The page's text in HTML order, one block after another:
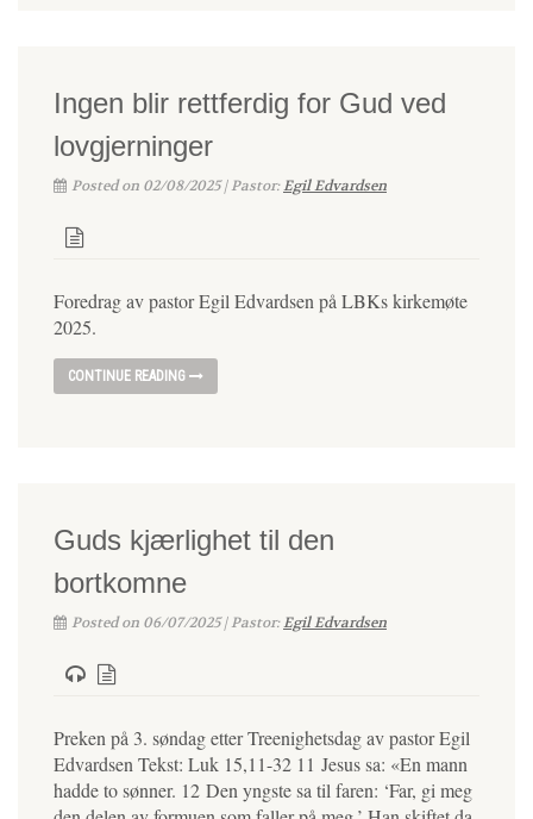
Ingen blir rettferdig for Gud ved
lovgjerninger
Posted on 02/08/2025 | Pastor:Egil Edvardsen
Foredrag av pastor Egil Edvardsen på LBKs kirkemøte
2025.
CONTINUE READING
Guds kjærlighet til den
bortkomne
Posted on 06/07/2025 | Pastor:Egil Edvardsen
Preken på 3. søndag etter Treenighetsdag av pastor Egil
Edvardsen Tekst: Luk 15,11-32 11 Jesus sa: «En mann
hadde to sønner. 12 Den yngste sa til faren: ‘Far, gi meg